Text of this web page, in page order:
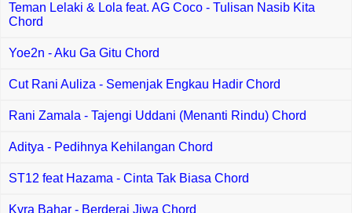
Teman Lelaki & Lola feat. AG Coco - Tulisan Nasib Kita
Chord
Yoe2n - Aku Ga Gitu Chord
Cut Rani Auliza - Semenjak Engkau Hadir Chord
Rani Zamala - Tajengi Uddani (Menanti Rindu) Chord
Aditya - Pedihnya Kehilangan Chord
ST12 feat Hazama - Cinta Tak Biasa Chord
Kyra Bahar - Berderai Jiwa Chord